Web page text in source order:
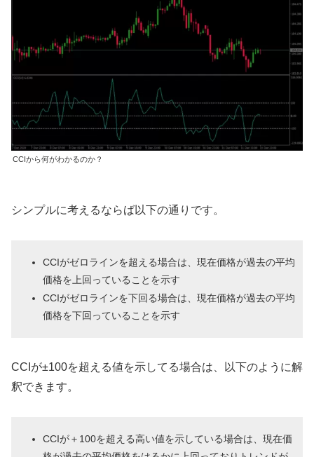
CCIから何がわかるのか？
シンプルに考えるならば以下の通りです。
CCIがゼロラインを超える場合は、現在価格が過去の平均
価格を上回っていることを示す
CCIがゼロラインを下回る場合は、現在価格が過去の平均
価格を下回っていることを示す
CCIが±100を超える値を示してる場合は、以下のように解
釈できます。
CCIが＋100を超える高い値を示している場合は、現在価